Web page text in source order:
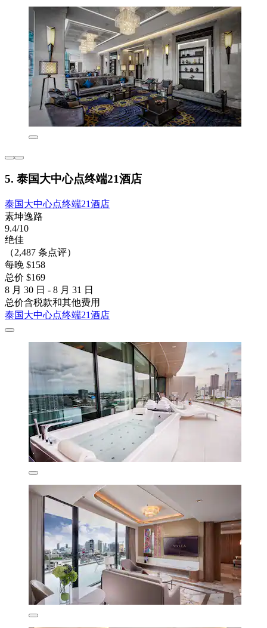
5. 泰国大中心点终端21酒店
泰国大中心点终端21酒店
素坤逸路
9.4/10
绝佳
（2,487 条点评）
每晚 $158
总价 $169
8 月 30 日 - 8 月 31 日
总价含税款和其他费用
泰国大中心点终端21酒店